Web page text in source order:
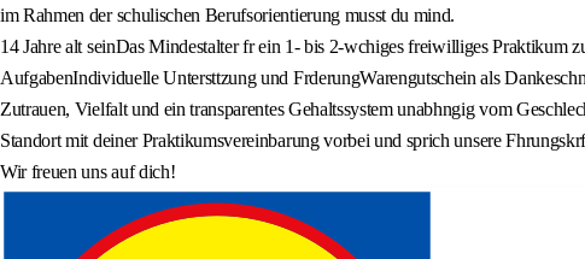
im Rahmen der schulischen Berufsorientierung musst du mind.
14 Jahre alt seinDas Mindestalter fr ein 1- bis 2-wchiges freiwilliges Praktikum
AufgabenIndividuelle Untersttzung und FrderungWarengutschein als
Zutrauen, Vielfalt und ein transparentes Gehaltssystem unabhngig vom
Standort mit deiner Praktikumsvereinbarung vorbei und sprich unsere
Wir freuen uns auf dich!